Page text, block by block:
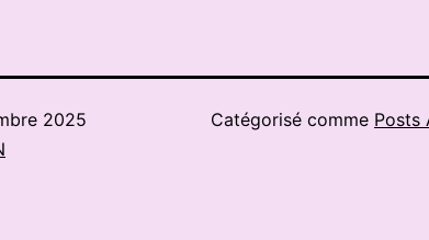
2025
Catégorisé comme Posts